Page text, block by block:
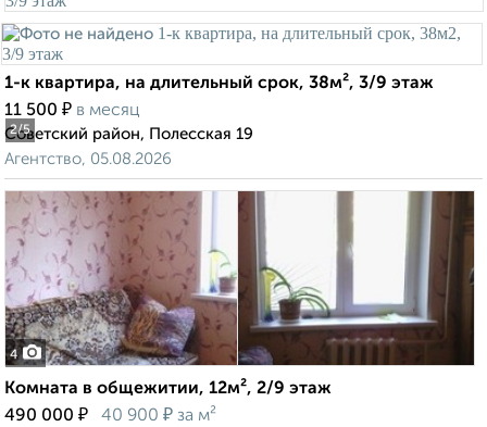
2/5
1-к квартира, на длительный срок, 38м², 3/9 этаж
11 500 ₽ в месяц
Советский район, Полесская 19
Агентство, 05.08.2026
4
Комната в общежитии, 12м², 2/9 этаж
490 000 ₽ 40 900 ₽ за м²